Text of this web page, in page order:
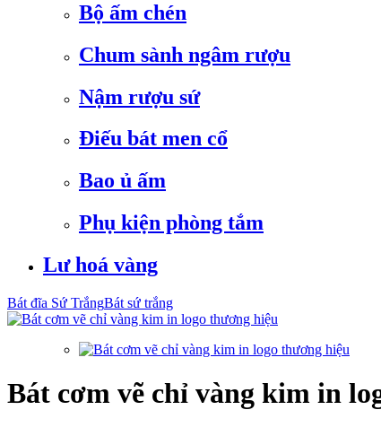
Bộ ấm chén
Chum sành ngâm rượu
Nậm rượu sứ
Điếu bát men cổ
Bao ủ ấm
Phụ kiện phòng tắm
Lư hoá vàng
Bát đĩa Sứ TrắngBát sứ trắng
Bát cơm vẽ chỉ vàng kim in